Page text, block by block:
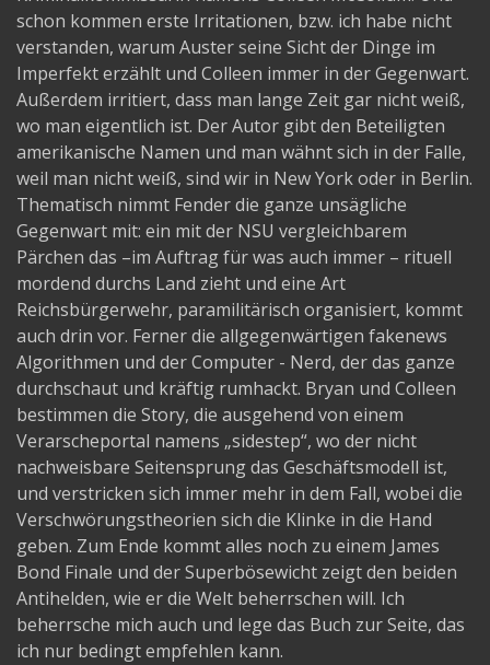
schon kommen erste Irritationen, bzw. ich habe nicht
verstanden, warum Auster seine Sicht der Dinge im
Imperfekt erzählt und Colleen immer in der Gegenwart.
Außerdem irritiert, dass man lange Zeit gar nicht weiß,
wo man eigentlich ist. Der Autor gibt den Beteiligten
amerikanische Namen und man wähnt sich in der Falle,
weil man nicht weiß, sind wir in New York oder in Berlin.
Thematisch nimmt Fender die ganze unsägliche
Gegenwart mit: ein mit der NSU vergleichbarem
Pärchen das –im Auftrag für was auch immer – rituell
mordend durchs Land zieht und eine Art
Reichsbürgerwehr, paramilitärisch organisiert, kommt
auch drin vor. Ferner die allgegenwärtigen fakenews
Algorithmen und der Computer - Nerd, der das ganze
durchschaut und kräftig rumhackt. Bryan und Colleen
bestimmen die Story, die ausgehend von einem
Verarscheportal namens „sidestep“, wo der nicht
nachweisbare Seitensprung das Geschäftsmodell ist,
und verstricken sich immer mehr in dem Fall, wobei die
Verschwörungstheorien sich die Klinke in die Hand
geben. Zum Ende kommt alles noch zu einem James
Bond Finale und der Superbösewicht zeigt den beiden
Antihelden, wie er die Welt beherrschen will. Ich
beherrsche mich auch und lege das Buch zur Seite, das
ich nur bedingt empfehlen kann.